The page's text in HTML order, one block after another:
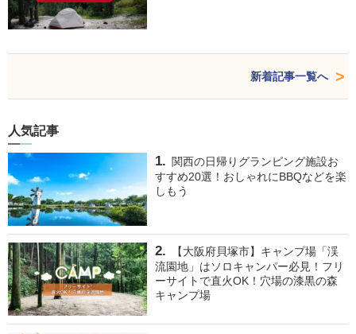
新着記事一覧へ
人気記事
関西の日帰りグランピング施設お
すすめ20選！おしゃれにBBQなどを楽
しもう
【大阪府貝塚市】キャンプ場「渓
流園地」はソロキャンパー必見！フリ
ーサイトで直火OK！穴場の漆黒の森
キャンプ場